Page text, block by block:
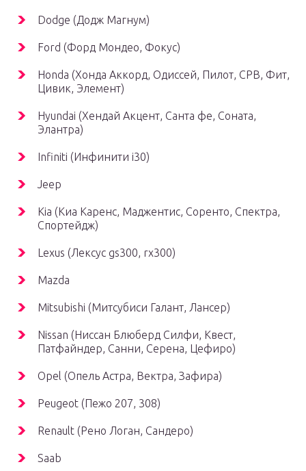
Dodge (Додж Магнум)
Ford (Форд Мондео, Фокус)
Honda (Хонда Аккорд, Одиссей, Пилот, СРВ, Фит,
Цивик, Элемент)
Hyundai (Хендай Акцент, Санта фе, Соната,
Элантра)
Infiniti (Инфинити i30)
Jeep
Kia (Киа Каренс, Маджентис, Соренто, Спектра,
Спортейдж)
Lexus (Лексус gs300, rx300)
Mazda
Mitsubishi (Митсубиси Галант, Лансер)
Nissan (Ниссан Блюберд Силфи, Квест,
Патфайндер, Санни, Серена, Цефиро)
Opel (Опель Астра, Вектра, Зафира)
Peugeot (Пежо 207, 308)
Renault (Рено Логан, Сандеро)
Saab